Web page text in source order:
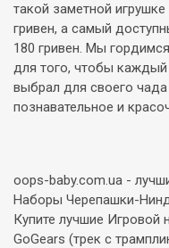
такой заметной
гривен, а самый
180 гривен. Мы
для того, чтобы каждый
выбрал для своего
познавательное и
oops-baby.com.ua -
Наборы Черепашки-
Купите лучшие
GoGears (трек с